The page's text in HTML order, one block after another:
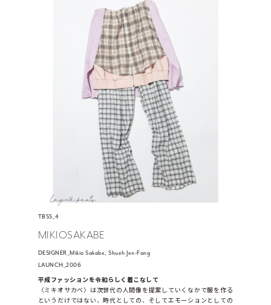
TBSS_4
MIKIOSAKABE
DESIGNER_Mikio Sakabe, Shueh Jen-Fang
LAUNCH_2006
平成ファッションを令和らしく着こなして
〈ミキオサカベ〉は次世代の人間像を提案していくなかで服を作る
というだけではない、時代としての、そしてエモーションとしての